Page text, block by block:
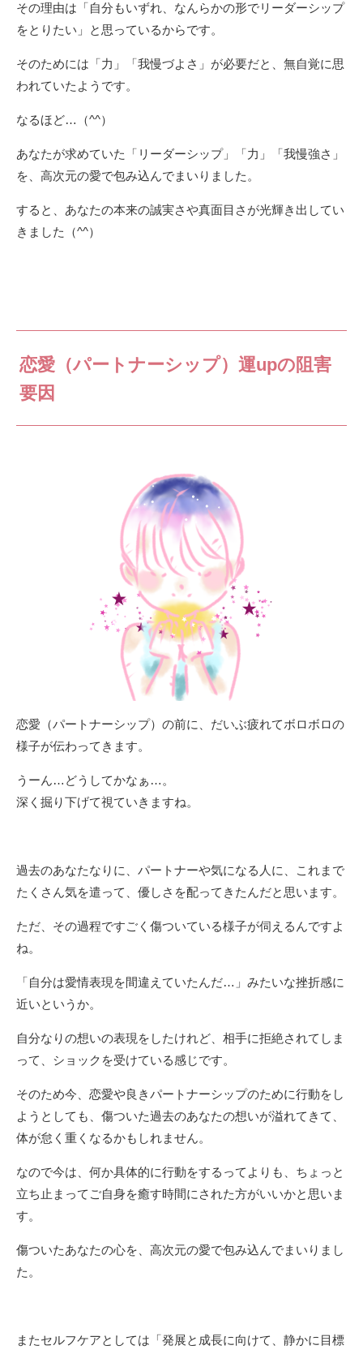
その理由は「自分もいずれ、なんらかの形でリーダーシップ
をとりたい」と思っているからです。
そのためには「力」「我慢づよさ」が必要だと、無自覚に思
われていたようです。
なるほど…（^^）
あなたが求めていた「リーダーシップ」「力」「我慢強さ」
を、高次元の愛で包み込んでまいりました。
すると、あなたの本来の誠実さや真面目さが光輝き出してい
きました（^^）
恋愛（パートナーシップ）運upの阻害
要因
恋愛（パートナーシップ）の前に、だいぶ疲れてボロボロの
様子が伝わってきます。
うーん…どうしてかなぁ…。
深く掘り下げて視ていきますね。
過去のあなたなりに、パートナーや気になる人に、これまで
たくさん気を遣って、優しさを配ってきたんだと思います。
ただ、その過程ですごく傷ついている様子が伺えるんですよ
ね。
「自分は愛情表現を間違えていたんだ…」みたいな挫折感に
近いというか。
自分なりの想いの表現をしたけれど、相手に拒絶されてしま
って、ショックを受けている感じです。
そのため今、恋愛や良きパートナーシップのために行動をし
ようとしても、傷ついた過去のあなたの想いが溢れてきて、
体が怠く重くなるかもしれません。
なので今は、何か具体的に行動をするってよりも、ちょっと
立ち止まってご自身を癒す時間にされた方がいいかと思いま
す。
傷ついたあなたの心を、高次元の愛で包み込んでまいりまし
た。
またセルフケアとしては「発展と成長に向けて、静かに目標